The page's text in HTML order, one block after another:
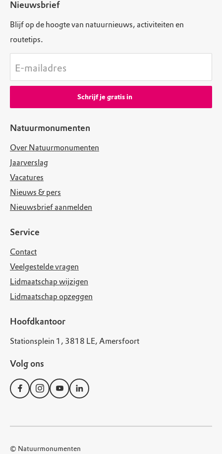
Natuurmonumenten
Over Natuurmonumenten
Jaarverslag
Vacatures
Nieuws & pers
Nieuwsbrief aanmelden
Service
Contact
Veelgestelde vragen
Lidmaatschap wijzigen
Lidmaatschap opzeggen
Hoofdkantoor
Stationsplein 1, 3818 LE, Amersfoort
Volg ons
Nieuwsbrief
Blijf op de hoogte van natuurnieuws, activiteiten en
routetips.
E-mailadres
Schrijf je gratis in
© Natuurmonumenten